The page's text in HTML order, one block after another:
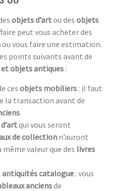
objets d’artou des objets
peut vous acheter des
ou vous faire une estimation.
points suivants avant de
objets antiques :
ces objets mobiliers : il faut
la transaction avant de
.
qui vous seront
de collection n’auront
valeur que des livres
antiquités catalogue : vous
anciensde